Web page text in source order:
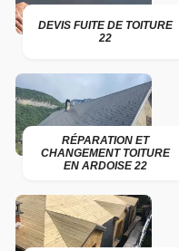
DEVIS FUITE DE TOITURE
22
RÉPARATION ET
CHANGEMENT TOITURE
EN ARDOISE 22